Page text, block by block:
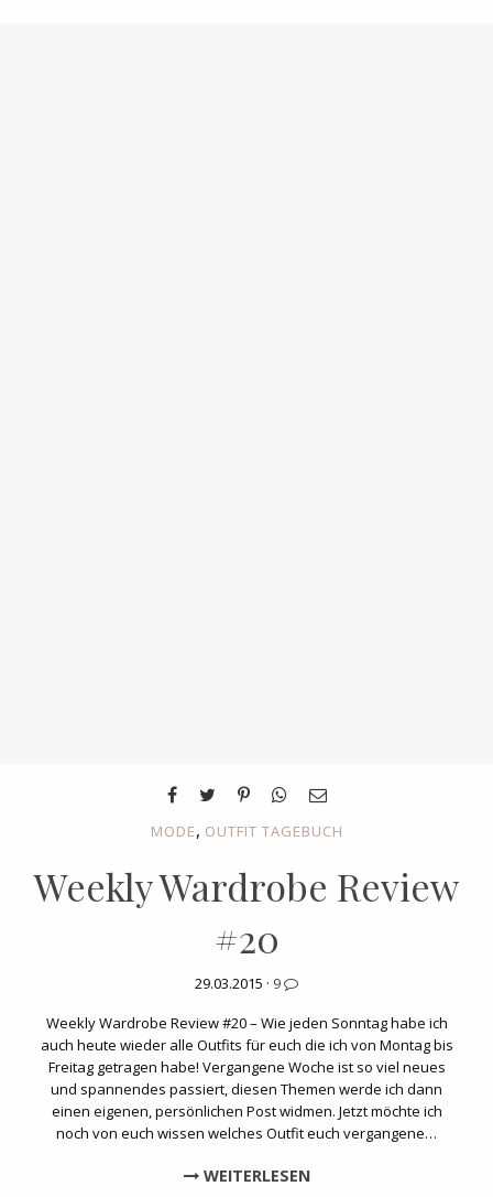
MODE, OUTFIT TAGEBUCH
Weekly Wardrobe Review
#20
29.03.2015 · 9
Weekly Wardrobe Review #20 – Wie jeden Sonntag habe ich
auch heute wieder alle Outfits für euch die ich von Montag bis
Freitag getragen habe! Vergangene Woche ist so viel neues
und spannendes passiert, diesen Themen werde ich dann
einen eigenen, persönlichen Post widmen. Jetzt möchte ich
noch von euch wissen welches Outfit euch vergangene…
WEITERLESEN